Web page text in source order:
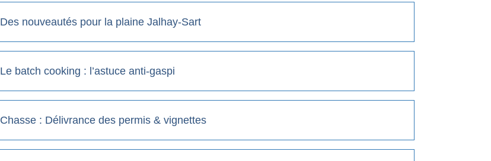
Des nouveautés pour la plaine Jalhay-Sart
Le batch cooking : l’astuce anti-gaspi
Chasse : Délivrance des permis & vignettes